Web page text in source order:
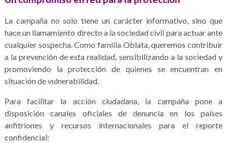
La campaña no solo tiene un carácter informativo, sino que
hace un llamamiento directo a la sociedad civil para actuar ante
cualquier sospecha. Como familia Oblata, queremos contribuir
a la prevención de esta realidad, sensibilizando a la sociedad y
promoviendo la protección de quienes se encuentran en
situación de vulnerabilidad.
Para facilitar la acción ciudadana, la campaña pone a
disposición canales oficiales de denuncia en los países
anfitriones y recursos internacionales para el reporte
confidencial: